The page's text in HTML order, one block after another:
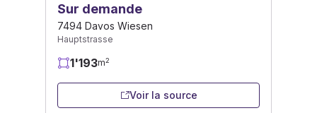
Sur demande
7494 Davos Wiesen
Hauptstrasse
1'193m2
Voir la source